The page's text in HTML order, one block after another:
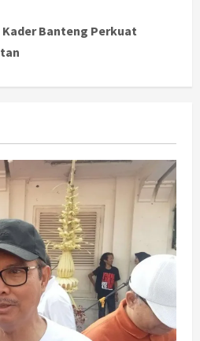
Kader Banteng Perkuat